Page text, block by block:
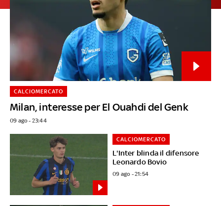
Milan, interesse per El Ouahdi del Genk
CALCIOMERCATO
09 ago - 23:44
L'Inter blinda il difensore
Leonardo Bovio
CALCIOMERCATO
09 ago - 21:54